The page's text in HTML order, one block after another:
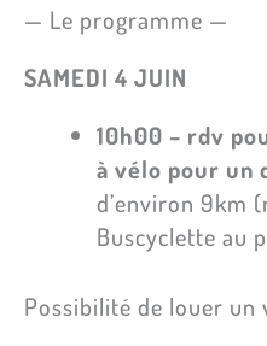
— Le programme —
SAMEDI 4 JUIN
10h00 – rdv
à vélo pour un
d’environ 9km
Buscyclette au
Possibilité de louer un